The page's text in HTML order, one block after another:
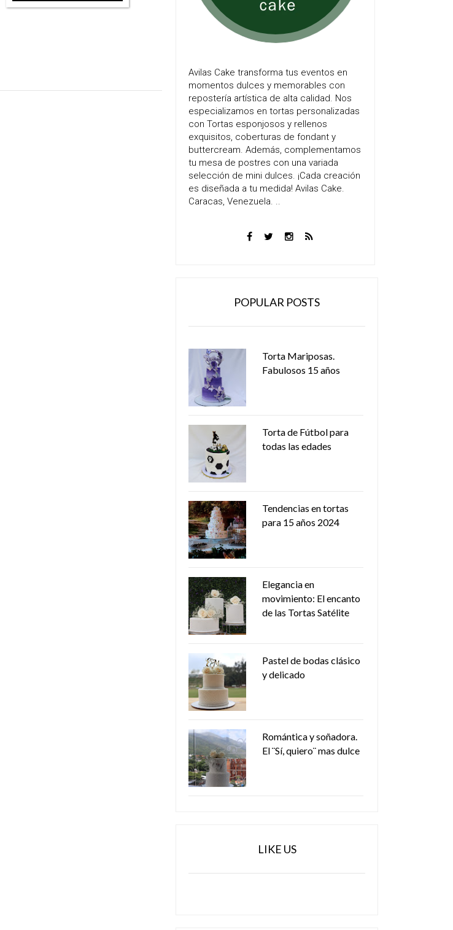
Avilas Cake transforma tus eventos en
momentos dulces y memorables con
repostería artística de alta calidad. Nos
especializamos en tortas personalizadas
con Tortas esponjosos y rellenos
exquisitos, coberturas de fondant y
buttercream. Además, complementamos
tu mesa de postres con una variada
selección de mini dulces. ¡Cada creación
es diseñada a tu medida! Avilas Cake.
Caracas, Venezuela. ..
POPULAR POSTS
Torta Mariposas.
Fabulosos 15 años
Torta de Fútbol para
todas las edades
Tendencias en tortas
para 15 años 2024
Elegancia en
movimiento: El encanto
de las Tortas Satélite
Pastel de bodas clásico
y delicado
Romántica y soñadora.
El ¨Sí, quiero¨ mas dulce
LIKE US